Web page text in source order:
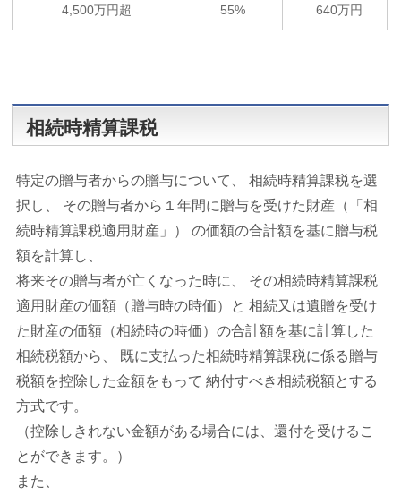
4,500万円超 55% 640万円
相続時精算課税
特定の贈与者からの贈与について、 相続時精算課税を選
択し、 その贈与者から１年間に贈与を受けた財産（「相
続時精算課税適用財産」） の価額の合計額を基に贈与税
額を計算し、
将来その贈与者が亡くなった時に、 その相続時精算課税
適用財産の価額（贈与時の時価）と 相続又は遺贈を受け
た財産の価額（相続時の時価）の合計額を基に計算した
相続税額から、 既に支払った相続時精算課税に係る贈与
税額を控除した金額をもって 納付すべき相続税額とする
方式です。
（控除しきれない金額がある場合には、還付を受けるこ
とができます。）
また、